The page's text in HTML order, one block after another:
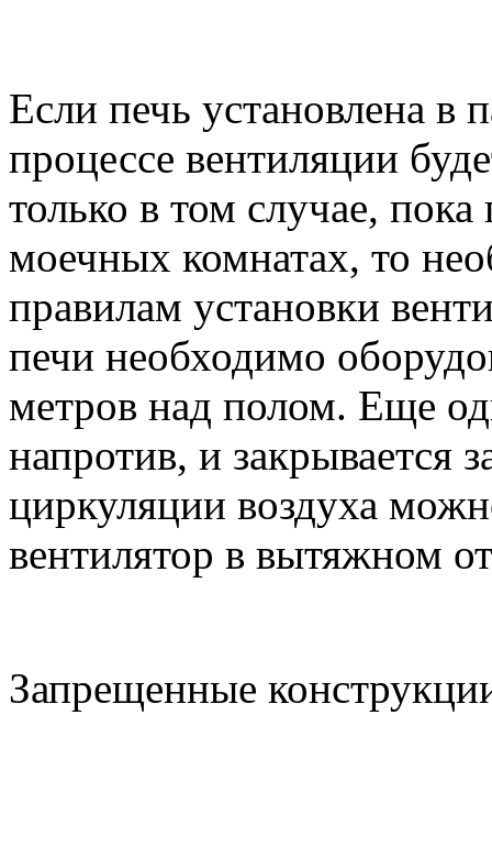
Если печь установлена
процессе вентиляции
только в том случае,
моечных комнатах, то
правилам установки
печи необходимо
метров над полом. Еще
напротив, и закрывается
циркуляции воздуха
вентилятор в вытяжном
Запрещенные